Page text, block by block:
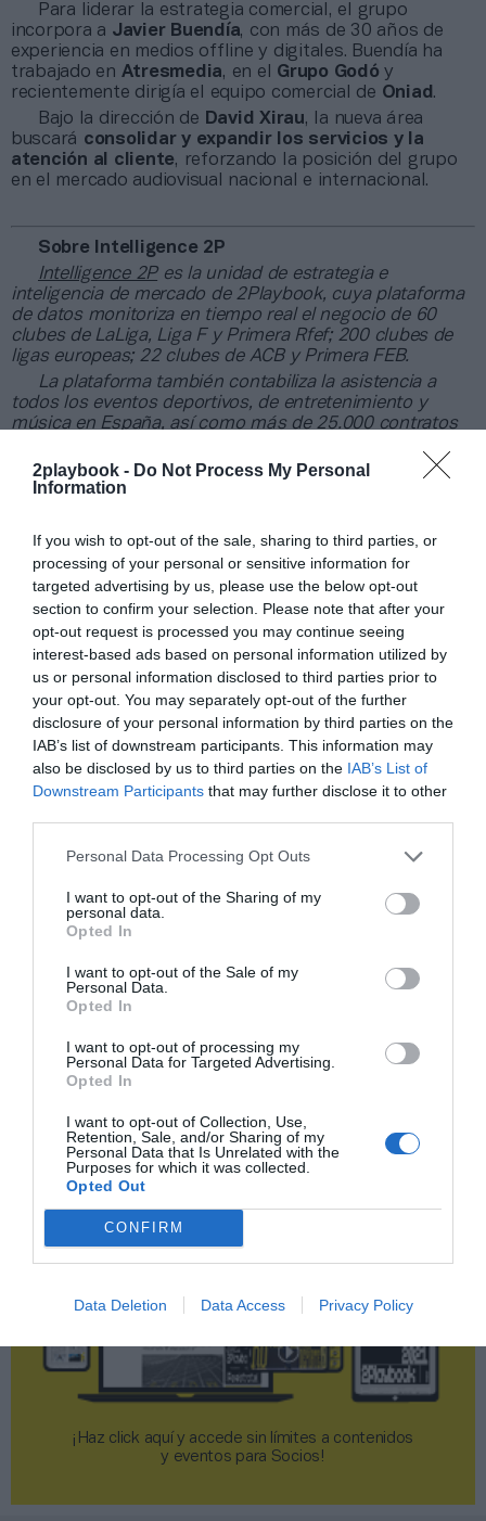
2playbook - Do Not Process My Personal
Information
If you wish to opt-out of the sale, sharing to third parties, or
processing of your personal or sensitive information for
targeted advertising by us, please use the below opt-out
section to confirm your selection. Please note that after your
opt-out request is processed you may continue seeing
interest-based ads based on personal information utilized by
us or personal information disclosed to third parties prior to
your opt-out. You may separately opt-out of the further
disclosure of your personal information by third parties on the
IAB’s list of downstream participants. This information may
also be disclosed by us to third parties on the IAB’s List of
Downstream Participants that may further disclose it to other
Personal Data Processing Opt Outs
I want to opt-out of the Sharing of my
personal data.
Opted In
I want to opt-out of the Sale of my
Personal Data.
Opted In
I want to opt-out of processing my
Personal Data for Targeted Advertising.
Opted In
I want to opt-out of Collection, Use,
Retention, Sale, and/or Sharing of my
Personal Data that Is Unrelated with the
Purposes for which it was collected.
Opted Out
CONFIRM
Data Deletion Data Access Privacy Policy
Índex2P
Mediapro
Para liderar la estrategia comercial, el grupo
incorpora a Javier Buendía, con más de 30 años de
experiencia en medios offline y digitales. Buendía ha
trabajado en Atresmedia, en el Grupo Godó y
recientemente dirigía el equipo comercial de Oniad .
Bajo la dirección de David Xirau, la nueva área
buscará consolidar y expandir los servicios y la
atención al cliente, reforzando la posición del grupo
en el mercado audiovisual nacional e internacional.
Sobre Intelligence 2P
Intelligence 2Pes la unidad de estrategia e
inteligencia de mercado de 2Playbook, cuya plataforma
de datos monitoriza en tiempo real el negocio de 60
clubes de LaLiga, Liga F y Primera Rfef; 200 clubes de
ligas europeas; 22 clubes de ACB y Primera FEB.
La plataforma también contabiliza la asistencia a
todos los eventos deportivos, de entretenimiento y
música en España, así como más de 25.000 contratos
contratos de las ligas europeas y norteamericanas de
fútbol y baloncesto, segmentados por competición,
quieres más información, contacta con nosotros a
través deintelligence@2playbook.com.
Añadir2Playbookcomo fuente preferida de Google
de forma gratuita
Mantente informado con las últimas noticias de actualidad.
ACTIVAR AHORA
Compartir
Publicidad
2Playbook Club
¡Haz click aquí y accede sin límites a contenidos
y eventos para Socios!​​​​​​​